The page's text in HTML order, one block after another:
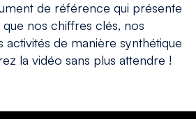
de référence qui présente
nos chiffres clés, nos
activités de manière synthétique
la vidéo sans plus attendre !